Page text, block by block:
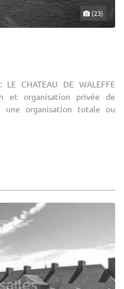
(23)
CHATEAU DE WALEFFE
et organisation privée de
une organisation totale ou